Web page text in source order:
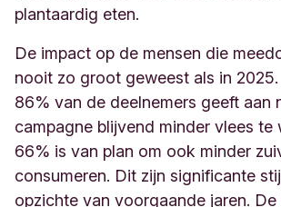
plantaardig eten.
De impact op de mensen die
nooit zo groot geweest als in
86% van de deelnemers geeft aan
campagne blĳvend minder vlees te
66% is van plan om ook minder
consumeren. Dit zĳn significante
opzichte van voorgaande jaren.